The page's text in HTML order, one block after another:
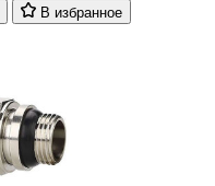
В избранное